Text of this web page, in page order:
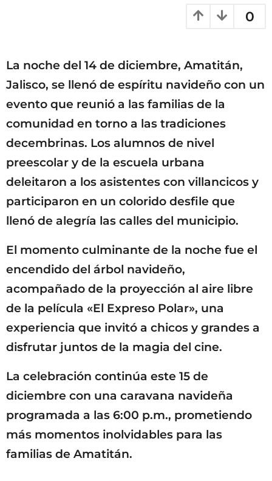
0
La noche del 14 de diciembre, Amatitán,
Jalisco, se llenó de espíritu navideño con un
evento que reunió a las familias de la
comunidad en torno a las tradiciones
decembrinas. Los alumnos de nivel
preescolar y de la escuela urbana
deleitaron a los asistentes con villancicos y
participaron en un colorido desfile que
llenó de alegría las calles del municipio.
El momento culminante de la noche fue el
encendido del árbol navideño,
acompañado de la proyección al aire libre
de la película «El Expreso Polar», una
experiencia que invitó a chicos y grandes a
disfrutar juntos de la magia del cine.
La celebración continúa este 15 de
diciembre con una caravana navideña
programada a las 6:00 p.m., prometiendo
más momentos inolvidables para las
familias de Amatitán.